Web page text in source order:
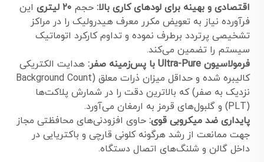
اقتصادی و بهینه برای لودهای کاری بالا: حجم ۲۰ لیتری
این
فرآورده نیاز به تعویض مکرر معرف هیدرولیک را در مراکز
تشخیصی پرتردد برطرف نموده و تداوم کارکرد اتوماتیک
سیستم را تضمین می‌کند.
فرمولاسیون Ultra-Pure با پس‌زمینه صفر:
هدایت الکتریکی
کالیبره شده و حداقل میزان ذرات معلق (Background Count
نزدیک به صفر) که بالاترین دقت را در شمارش پلاکت‌ها
(PLT) و گلبول‌های قرمز به ارمغان می‌آورد.
پایداری ضد میکروبی قوی: حاوی افزودنی‌های محافظتی مجاز
جهت ممانعت از رشد هرگونه کلونی قارچی و باکتریایی در
داخل گالن و شلنگ‌های اتصال دستگاه.